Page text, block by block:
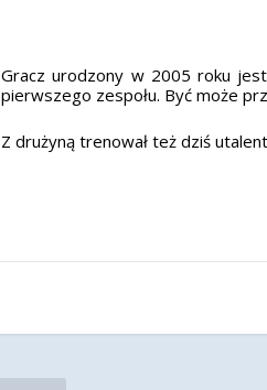
Gracz urodzony w 2005 roku
pierwszego zespołu. Być może
Z drużyną trenował też dziś